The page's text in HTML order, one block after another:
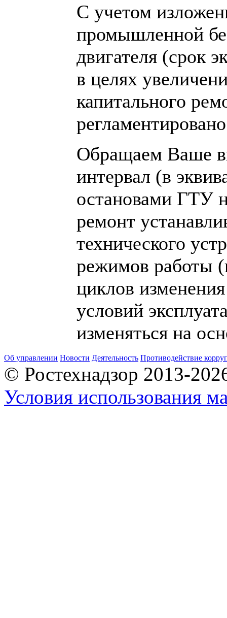
С учетом
промышленной
двигателя (срок
в целях
капитального
Обращаем Ваше
интервал (в
остановами ГТУ
ремонт
технического
режимов работы
циклов
условий
изменяться на
Об управлении Новости Деятельность Противодействие
© Ростехнадзор 2013-
Условия использования